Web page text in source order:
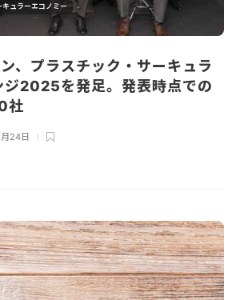
ュラーエコノミー
、プラスチック・サーキュラ
ジ2025を発足。発表時点での
社
24日